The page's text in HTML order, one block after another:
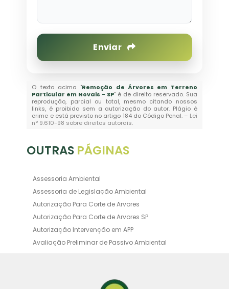
Enviar
O texto acima "Remoção de Árvores em Terreno
Particular em Novais - SP" é de direito reservado. Sua
reprodução, parcial ou total, mesmo citando nossos
links, é proibida sem a autorização do autor. Plágio é
crime e está previsto no artigo 184 do Código Penal. – Lei
n° 9.610-98 sobre direitos autorais.
OUTRAS PÁGINAS
Assessoria Ambiental
Assessoria de Legislação Ambiental
Autorização Para Corte de Arvores
Autorização Para Corte de Arvores SP
Autorização Intervenção em APP
Avaliação Preliminar de Passivo Ambiental
Certificado de Movimentação de Resíduos de